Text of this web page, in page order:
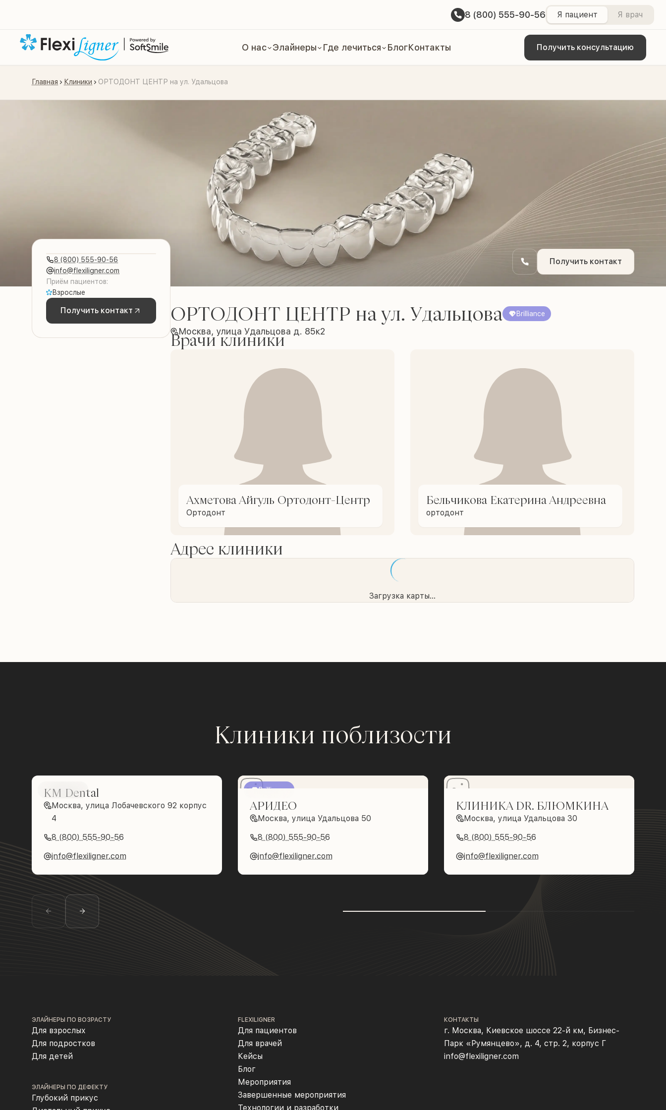
8 (800) 555-90-56 Я пациент Я врач
О нас Элайнеры Где лечиться БлогКонтакты Получить консультацию
Главная Клиники ОРТОДОНТ ЦЕНТР на ул. Удальцова
Получить контакт
8 (800) 555-90-56
info@flexiligner.com
Приём пациентов:
Взрослые
Получить контакт ОРТОДОНТ ЦЕНТР на ул. Удальцова Brilliance
Москва, улица Удальцова д. 85к2
Врачи клиники
Ахметова Айгуль Ортодонт-Центр
Ортодонт
Бельчикова Екатерина Андреевна
ортодонт
Адрес клиники
Загрузка карты...
Клиники поблизости
Brilliance
KM Dental
Москва, улица Лобачевского 92 корпус
4
8 (800) 555-90-56
info@flexiligner.com
Brilliance
АРИДЕО
Москва, улица Удальцова 50
8 (800) 555-90-56
info@flexiligner.com
КЛИНИКА DR. БЛЮМКИНА
Москва, улица Удальцова 30
8 (800) 555-90-56
info@flexiligner.com
ЭЛАЙНЕРЫ ПО ВОЗРАСТУ
Для взрослых
Для подростков
Для детей
ЭЛАЙНЕРЫ ПО ДЕФЕКТУ
Глубокий прикус
FLEXILIGNER
Для пациентов
Для врачей
Кейсы
Блог
Мероприятия
Завершенные мероприятия
Технологии и разработки
КОНТАКТЫ
г. Москва, Киевское шоссе 22-й км, Бизнес-
Парк «Румянцево», д. 4, стр. 2, корпус Г
info@flexiligner.com